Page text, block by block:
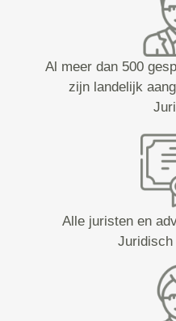
Al meer dan 500
zijn landelijk
Alle juristen en
Juridisch